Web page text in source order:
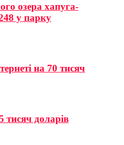
озера хапуга-
у парку
на 70 тисяч
доларів